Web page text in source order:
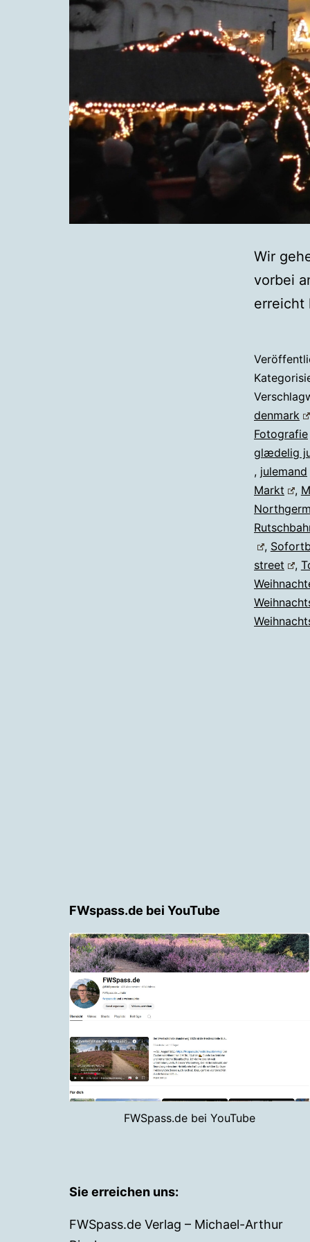
Wir
vorbei
erreicht
denmark
Fotografie
glædelig
, julemand
Markt
,
,
street
,
FWspass.de bei YouTube
FWSpass.de bei YouTube
Sie erreichen uns:
FWSpass.de Verlag – Michael-Arthur